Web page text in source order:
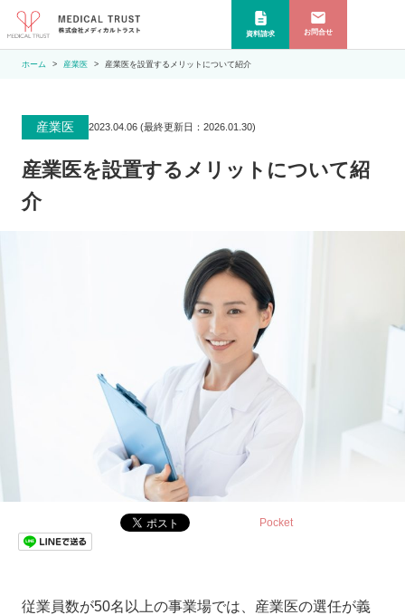
資料請求 お問合せ
ホーム 産業医 産業医を設置するメリットについて紹介
産業医 2023.04.06 (最終更新日： 2026.01.30)
産業医を設置するメリットについて紹
介
Pocket
従業員数が50名以上の事業場では、産業医の選任が義